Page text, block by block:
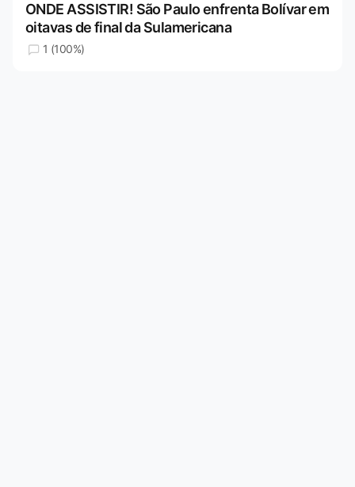
ONDE ASSISTIR! São Paulo enfrenta Bolívar em
oitavas de final da Sulamericana
1 (100%)